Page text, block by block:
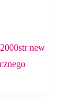
new